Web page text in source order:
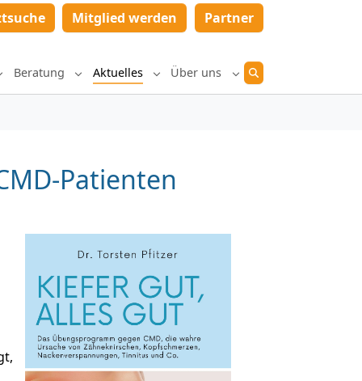
Mitglied werden Partner
for "Diagnostik und Therapie"
Beratung Submenu for "Beratung"
Aktuelles Submenu for "Aktuelles"
Über uns Submenu for "Über
Patienten